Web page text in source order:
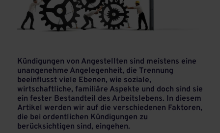
Kündigungen von Angestellten sind meistens eine
unangenehme Angelegenheit, die Trennung
beeinflusst viele Ebenen, wie soziale,
wirtschaftliche, familiäre Aspekte und doch sind sie
ein fester Bestandteil des Arbeitslebens. In diesem
Artikel werden wir auf die verschiedenen Faktoren,
die bei ordentlichen Kündigungen zu
berücksichtigen sind, eingehen.